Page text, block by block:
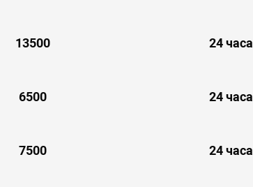
13500 24 часа
6500 24 часа
7500 24 часа